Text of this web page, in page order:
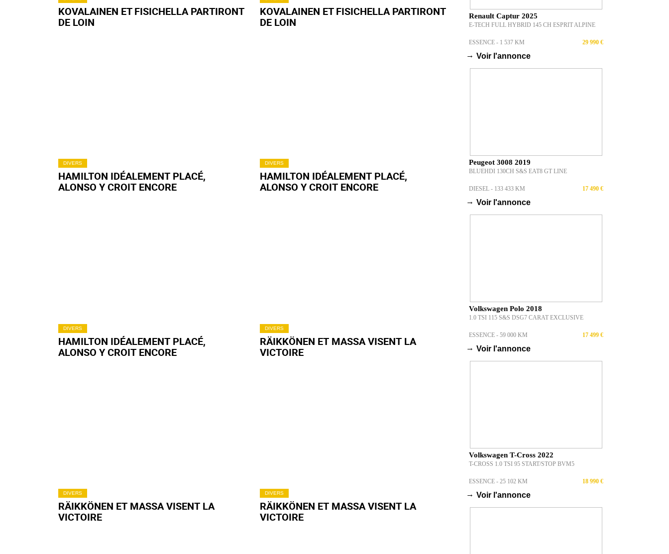
KOVALAINEN ET FISICHELLA PARTIRONT
DE LOIN
KOVALAINEN ET FISICHELLA PARTIRONT
DE LOIN
DIVERS
HAMILTON IDÉALEMENT PLACÉ,
ALONSO Y CROIT ENCORE
DIVERS
HAMILTON IDÉALEMENT PLACÉ,
ALONSO Y CROIT ENCORE
DIVERS
HAMILTON IDÉALEMENT PLACÉ,
ALONSO Y CROIT ENCORE
DIVERS
RÄIKKÖNEN ET MASSA VISENT LA
VICTOIRE
DIVERS
RÄIKKÖNEN ET MASSA VISENT LA
VICTOIRE
DIVERS
RÄIKKÖNEN ET MASSA VISENT LA
VICTOIRE
Renault Captur 2025
E-TECH FULL HYBRID 145 CH ESPRIT ALPINE
ESSENCE - 1 537 KM 29 990 €
→ Voir l'annonce
Peugeot 3008 2019
BLUEHDI 130CH S&S EAT8 GT LINE
DIESEL - 133 433 KM 17 490 €
→ Voir l'annonce
Volkswagen Polo 2018
1.0 TSI 115 S&S DSG7 CARAT EXCLUSIVE
ESSENCE - 59 000 KM 17 499 €
→ Voir l'annonce
Volkswagen T-Cross 2022
T-CROSS 1.0 TSI 95 START/STOP BVM5
ESSENCE - 25 102 KM 18 990 €
→ Voir l'annonce